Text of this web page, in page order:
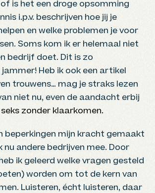
of is het een droge opsomming
i.p.v. beschrijven hoe jij je
en welke problemen je voor
Soms kom ik er helemaal niet
bedrijf doet. Dit is zo
Heb ik ook een artikel
trouwens… mag je straks lezen
niet nu, even de aandacht erbij
seks zonder klaarkomen.
beperkingen mijn kracht gemaakt
nu andere bedrijven mee. Door
ik geleerd welke vragen gesteld
worden om tot de kern van
Luisteren, écht luisteren, daar